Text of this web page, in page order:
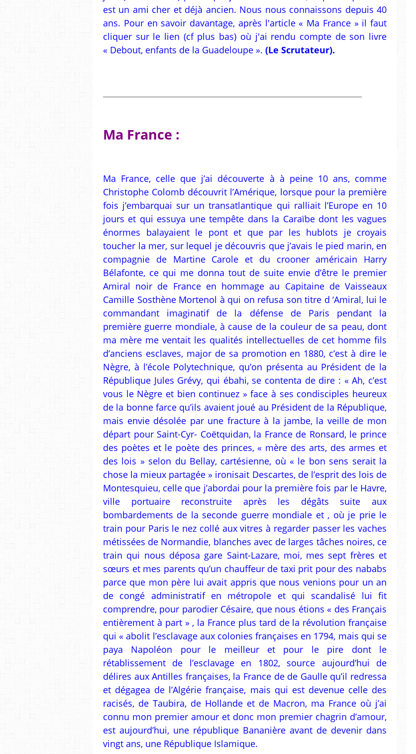
est un ami cher et déjà ancien. Nous nous connaissons depuis 40
ans. Pour en savoir davantage, après l'article « Ma France » il faut
cliquer sur le lien (cf plus bas) où j'ai rendu compte de son livre
« Debout, enfants de la Guadeloupe ». (Le Scrutateur).
Ma France :
Ma France, celle que j’ai découverte à à peine 10 ans, comme
Christophe Colomb découvrit l’Amérique, lorsque pour la première
fois j’embarquai sur un transatlantique qui ralliait l’Europe en 10
jours et qui essuya une tempête dans la Caraïbe dont les vagues
énormes balayaient le pont et que par les hublots je croyais
toucher la mer, sur lequel je découvris que j’avais le pied marin, en
compagnie de Martine Carole et du crooner américain Harry
Bélafonte, ce qui me donna tout de suite envie d’être le premier
Amiral noir de France en hommage au Capitaine de Vaisseaux
Camille Sosthène Mortenol à qui on refusa son titre d ‘Amiral, lui le
commandant imaginatif de la défense de Paris pendant la
première guerre mondiale, à cause de la couleur de sa peau, dont
ma mère me ventait les qualités intellectuelles de cet homme fils
d’anciens esclaves, major de sa promotion en 1880, c’est à dire le
Nègre, à l’école Polytechnique, qu’on présenta au Président de la
République Jules Grévy, qui ébahi, se contenta de dire : « Ah, c’est
vous le Nègre et bien continuez » face à ses condisciples heureux
de la bonne farce qu’ils avaient joué au Président de la République,
mais envie désolée par une fracture à la jambe, la veille de mon
départ pour Saint-Cyr- Coëtquidan, la France de Ronsard, le prince
des poètes et le poète des princes, « mère des arts, des armes et
des lois » selon du Bellay, cartésienne, où « le bon sens serait la
chose la mieux partagée » ironisait Descartes, de l’esprit des lois de
Montesquieu, celle que j’abordai pour la première fois par le Havre,
ville portuaire reconstruite après les dégâts suite aux
bombardements de la seconde guerre mondiale et , où je prie le
train pour Paris le nez collé aux vitres à regarder passer les vaches
métissées de Normandie, blanches avec de larges tâches noires, ce
train qui nous déposa gare Saint-Lazare, moi, mes sept frères et
sœurs et mes parents qu’un chauffeur de taxi prit pour des nababs
parce que mon père lui avait appris que nous venions pour un an
de congé administratif en métropole et qui scandalisé lui fit
comprendre, pour parodier Césaire, que nous étions « des Français
entièrement à part » , la France plus tard de la révolution française
qui « abolit l’esclavage aux colonies françaises en 1794, mais qui se
paya Napoléon pour le meilleur et pour le pire dont le
rétablissement de l’esclavage en 1802, source aujourd’hui de
délires aux Antilles françaises, la France de de Gaulle qu’il redressa
et dégagea de l’Algérie française, mais qui est devenue celle des
racisés, de Taubira, de Hollande et de Macron, ma France où j’ai
connu mon premier amour et donc mon premier chagrin d’amour,
est aujourd’hui, une république Bananière avant de devenir dans
vingt ans, une République Islamique.